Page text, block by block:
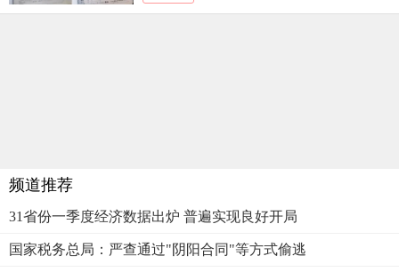
频道推荐
31省份一季度经济数据出炉 普遍实现良好开局
国家税务总局：严查通过"阴阳合同"等方式偷逃